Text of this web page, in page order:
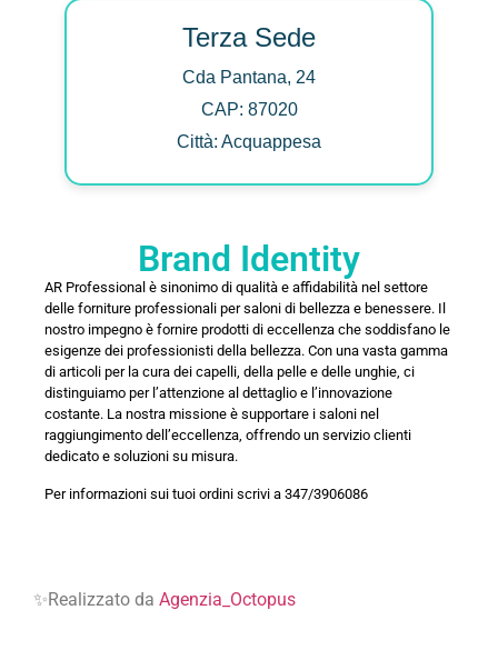
Terza Sede
Cda Pantana, 24
CAP: 87020
Città: Acquappesa
Brand Identity
AR Professional è sinonimo di qualità e affidabilità nel settore
delle forniture professionali per saloni di bellezza e benessere. Il
nostro impegno è fornire prodotti di eccellenza che soddisfano le
esigenze dei professionisti della bellezza. Con una vasta gamma
di articoli per la cura dei capelli, della pelle e delle unghie, ci
distinguiamo per l’attenzione al dettaglio e l’innovazione
costante. La nostra missione è supportare i saloni nel
raggiungimento dell’eccellenza, offrendo un servizio clienti
dedicato e soluzioni su misura.
Per informazioni sui tuoi ordini scrivi a 347/3906086
✨Realizzato da Agenzia_Octopus